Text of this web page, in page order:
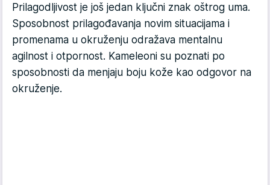
Prilagodljivost je još jedan ključni znak oštrog uma.
Sposobnost prilagođavanja novim situacijama i
promenama u okruženju odražava mentalnu
agilnost i otpornost. Kameleoni su poznati po
sposobnosti da menjaju boju kože kao odgovor na
okruženje.